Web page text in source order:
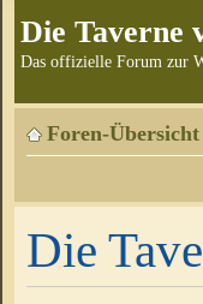
Die Taverne
Das offizielle Forum zur
Foren-Übersicht
Die